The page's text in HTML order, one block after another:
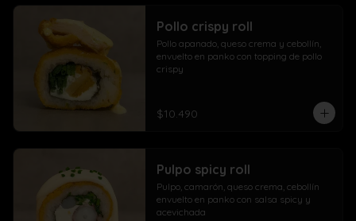
Pollo crispy roll
Pollo apanado, queso crema y cebollín,
envuelto en panko con topping de pollo
crispy
$10.490
Pulpo spicy roll
Pulpo, camarón, queso crema, cebollín
envuelto en panko con salsa spicy y
acevichada